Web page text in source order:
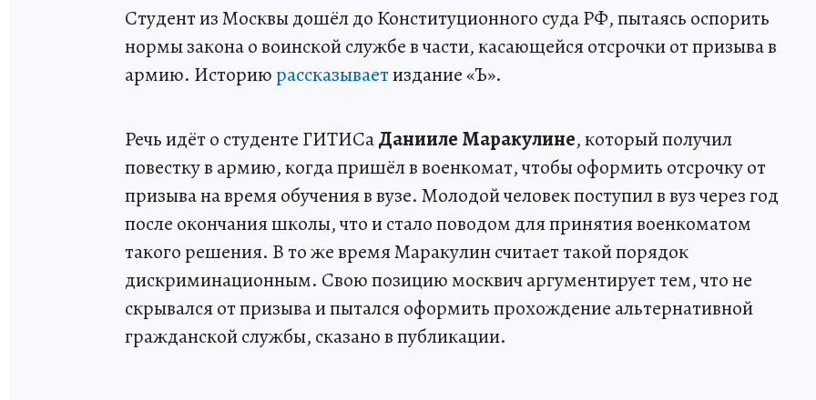
Студент из Москвы дошёл до Конституционного суда РФ, пытаясь оспорить
нормы закона о воинской службе в части, касающейся отсрочки от призыва в
армию. Историюрассказываетиздание «Ъ».
Речь идёт о студенте ГИТИСаДанииле Маракулине, который получил
повестку в армию, когда пришёл в военкомат, чтобы оформить отсрочку от
призыва на время обучения в вузе. Молодой человек поступил в вуз через год
после окончания школы, что и стало поводом для принятия военкоматом
такого решения. В то же время Маракулин считает такой порядок
дискриминационным. Свою позицию москвич аргументирует тем, что не
скрывался от призыва и пытался оформить прохождение альтернативной
гражданской службы, сказано в публикации.